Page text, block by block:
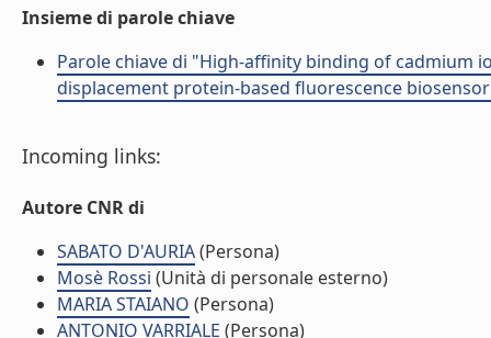
Insieme di parole chiave
Parole chiave di "High-affinity binding of cadmium
displacement protein-based fluorescence
Incoming links:
Autore CNR di
SABATO D'AURIA(Persona)
Mosè Rossi (Unità di personale esterno)
MARIA STAIANO (Persona)
ANTONIO VARRIALE (Persona)